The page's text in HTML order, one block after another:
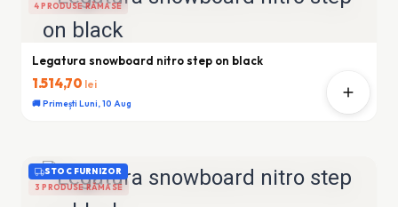
4 PRODUSE RĂMASE
Legatura snowboard nitro step on black
1.514,70 lei
🚚 Primești Luni, 10 Aug
STOC FURNIZOR
3 PRODUSE RĂMASE